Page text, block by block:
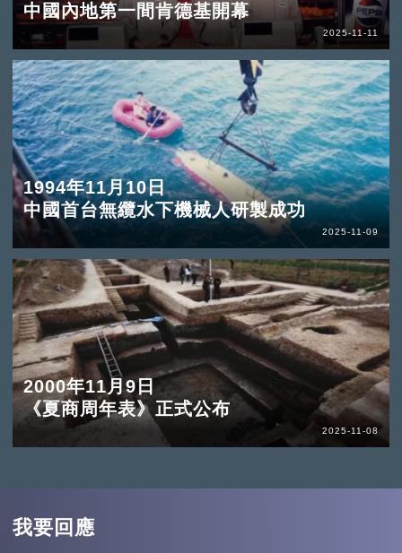
中國內地第一間肯德基開幕
2025-11-11
1994年11月10日
中國首台無纜水下機械人研製成功
2025-11-09
2000年11月9日
《夏商周年表》正式公布
2025-11-08
我要回應